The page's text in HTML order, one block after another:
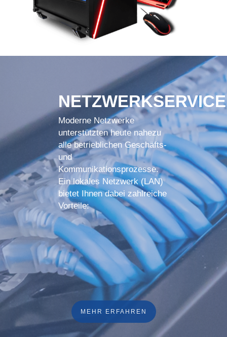
NETZWERKSERVICE
Moderne Netzwerke
unterstützten heute nahezu
alle betrieblichen Geschäfts-
und
Kommunikationsprozesse.
Ein lokales Netzwerk (LAN)
bietet Ihnen dabei zahlreiche
Vorteile:
MEHR ERFAHREN